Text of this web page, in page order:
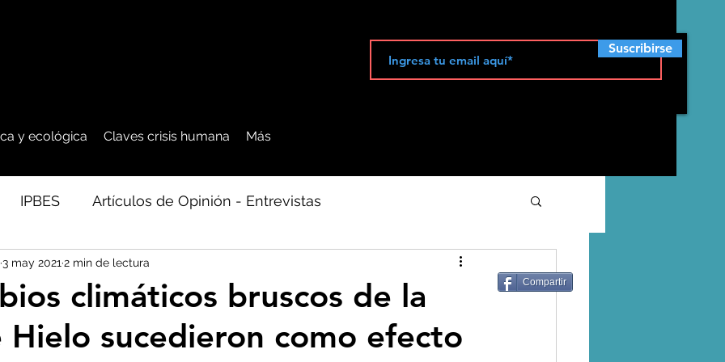
Suscribirse
y ecológica Claves crisis humana Más
IPBES Artículos de Opinión - Entrevistas
Seguridad Alimentaria-Agua-Dieta
- Bosq Artico - Antártida - Glaciares
climáticos bruscos de la
Hielo sucedieron como efecto
3 may 2021 2 min de lectura
Compartir